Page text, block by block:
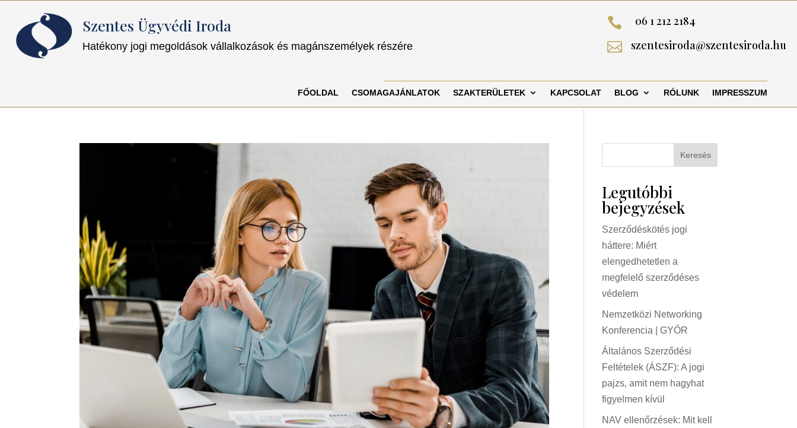
Szentes Ügyvédi Iroda
Hatékony jogi megoldások vállalkozások és magánszemélyek részére
 06 1 212 2184
 szentesiroda@szentesiroda.hu
FŐOLDAL CSOMAGAJÁNLATOK SZAKTERÜLETEK KAPCSOLAT BLOG RÓLUNK IMPRESSZUM
Keresés
Legutóbbi
bejegyzések
Szerződéskötés jogi
háttere: Miért
elengedhetetlen a
megfelelő szerződéses
védelem
Nemzetközi Networking
Konferencia | GYŐR
Általános Szerződési
Feltételek (ÁSZF): A jogi
pajzs, amit nem hagyhat
figyelmen kívül
NAV ellenőrzések: Mit kell